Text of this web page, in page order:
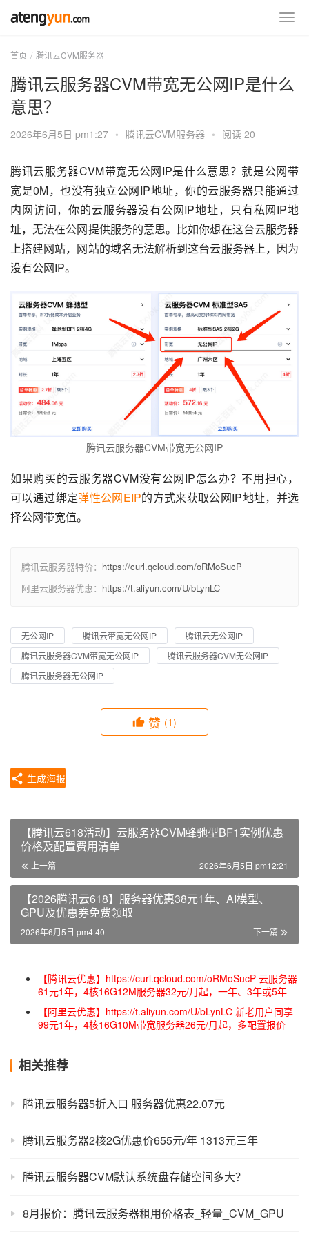
首页 腾讯云CVM服务器
腾讯云服务器CVM带宽无公网IP是什么
意思？
2026年6月5日 pm1:27 • 腾讯云CVM服务器 • 阅读 20
腾讯云服务器CVM带宽无公网IP是什么意思？就是公网带
宽是0M，也没有独立公网IP地址，你的云服务器只能通过
内网访问，你的云服务器没有公网IP地址，只有私网IP地
址，无法在公网提供服务的意思。比如你想在这台云服务器
上搭建网站，网站的域名无法解析到这台云服务器上，因为
没有公网IP。
腾讯云服务器CVM带宽无公网IP
如果购买的云服务器CVM没有公网IP怎么办？不用担心，
可以通过绑定弹性公网EIP的方式来获取公网IP地址，并选
择公网带宽值。
腾讯云服务器特价： https://curl.qcloud.com/oRMoSucP
阿里云服务器优惠： https://t.aliyun.com/U/bLynLC
无公网IP 腾讯云带宽无公网IP
腾讯云无公网IP
腾讯云服务器CVM带宽无公网IP
腾讯云服务器CVM无公网IP
腾讯云服务器无公网IP
赞 (1)
生成海报
【腾讯云618活动】云服务器CVM蜂驰型BF1实例优惠
价格及配置费用清单
上一篇 2026年6月5日 pm12:21
【2026腾讯云618】服务器优惠38元1年、AI模型、
GPU及优惠券免费领取
下一篇
2026年6月5日 pm4:40
【腾讯云优惠】https://curl.qcloud.com/oRMoSucP 云服务器
61元1年，4核16G12M服务器32元/月起，一年、3年或5年
【阿里云优惠】https://t.aliyun.com/U/bLynLC 新老用户同享
99元1年，4核16G10M带宽服务器26元/月起，多配置报价
相关推荐
腾讯云服务器5折入口 服务器优惠22.07元
腾讯云服务器2核2G优惠价655元/年 1313元三年
腾讯云服务器CVM默认系统盘存储空间多大？
8月报价：腾讯云服务器租用价格表_轻量_CVM_GPU